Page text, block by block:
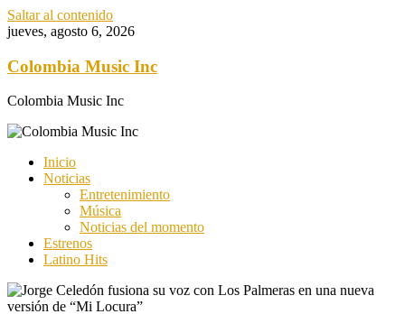
Saltar al contenido
jueves, agosto 6, 2026
Colombia Music Inc
Colombia Music Inc
Inicio
Noticias
Entretenimiento
Música
Noticias del momento
Estrenos
Latino Hits